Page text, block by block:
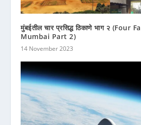
मुंबईतील चार प्रसिद्ध ठिकाणे भाग २ (Four
Mumbai Part 2)
14 November 2023